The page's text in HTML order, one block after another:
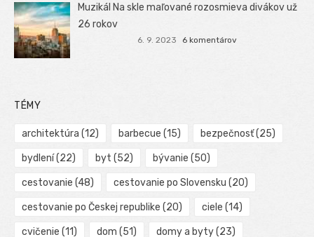
Muzikál Na skle maľované rozosmieva divákov už
26 rokov
6. 9. 2023 6 komentárov
TÉMY
architektúra (12) barbecue (15) bezpečnosť(25)
bydlení(22) byt (52) bývanie (50)
cestovanie (48) cestovanie po Slovensku (20)
cestovanie po Českej republike (20) ciele (14)
cvičenie (11) dom (51) domy a byty(23)